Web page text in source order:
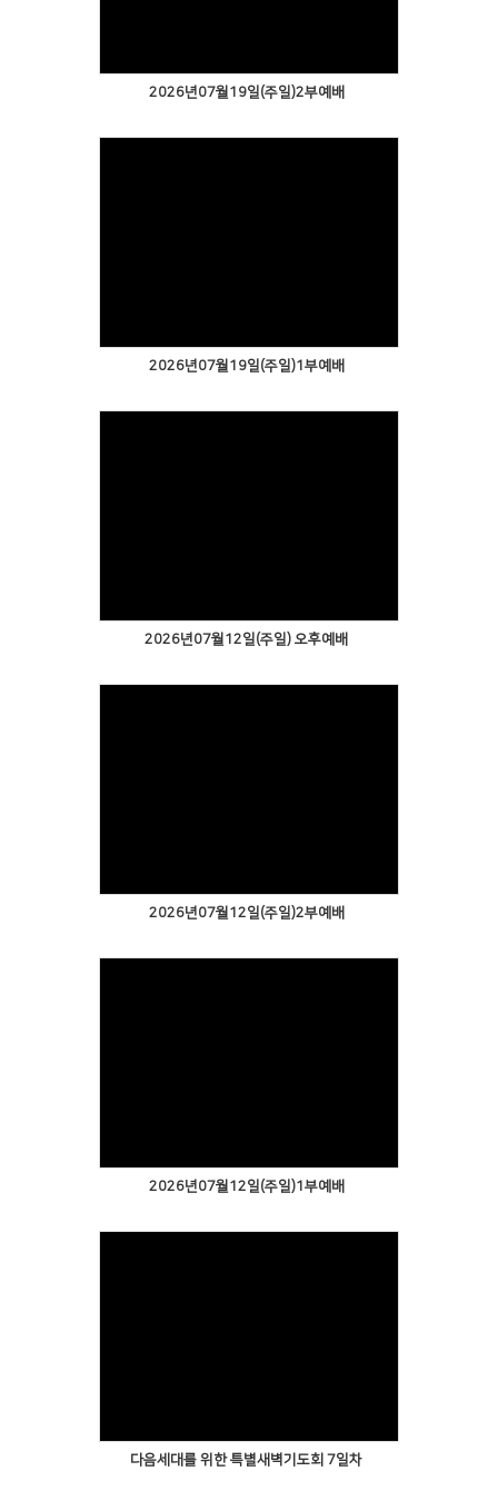
2026년07월19일(주일)2부예배
2026년07월19일(주일)1부예배
2026년07월12일(주일) 오후예배
2026년07월12일(주일)2부예배
2026년07월12일(주일)1부예배
다음세대를 위한 특별새벽기도회 7일차